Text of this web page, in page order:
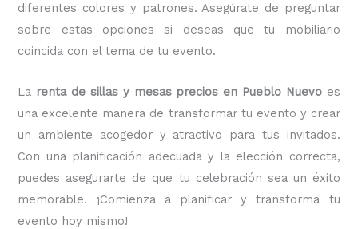
diferentes colores y patrones. Asegúrate de preguntar
sobre estas opciones si deseas que tu mobiliario
coincida con el tema de tu evento.
La renta de sillas y mesas precios en Pueblo Nuevo es
una excelente manera de transformar tu evento y crear
un ambiente acogedor y atractivo para tus invitados.
Con una planificación adecuada y la elección correcta,
puedes asegurarte de que tu celebración sea un éxito
memorable. ¡Comienza a planificar y transforma tu
evento hoy mismo!